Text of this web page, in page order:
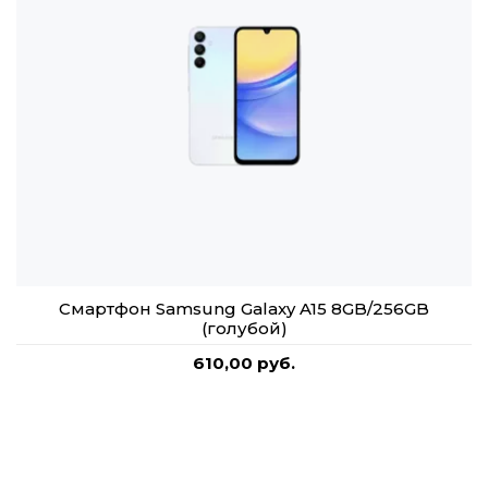
Смартфон Samsung Galaxy A15 8GB/256GB
(голубой)
610,00 руб.